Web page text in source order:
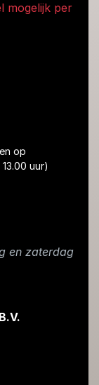
mogelijk per
op
uur)
en zaterdag